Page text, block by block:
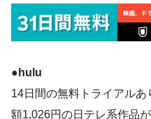
●hulu
14日間の無料トライアルあ
額1,026円の日テレ系作品